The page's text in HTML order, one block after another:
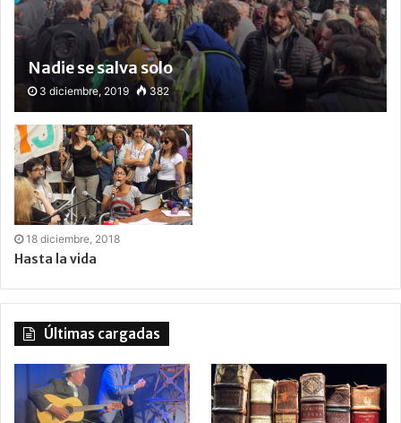
Nadie se salva solo
3 diciembre, 2019 382
18 diciembre, 2018
Hasta la vida
Últimas cargadas